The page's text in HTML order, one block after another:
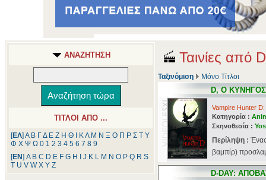
ΑΝΑΖΗΤΗΣΗ
ΤΙΤΛΟΙ ΑΠΟ ...
[ΕΛ] Α Β ΓΔ Ε Ζ Η Θ ΚΛ Μ Ν Ξ Ο Π Ρ Σ Τ Υ
Φ Χ Ψ Ω 0 1 2 3 4 5 6 7 8 9
[ΕΝ] A B C D E F G H J K L M N O P Q R S
T U V W X Y Z
Ταινίες από D
Ταξινόμιση Μόνο Τίτλοι
D, Ο
Vampire Hunter
Κατηγορία :
Σκηνοθεσία :
Περίληψη :
βαμπίρ)
D-DAY: